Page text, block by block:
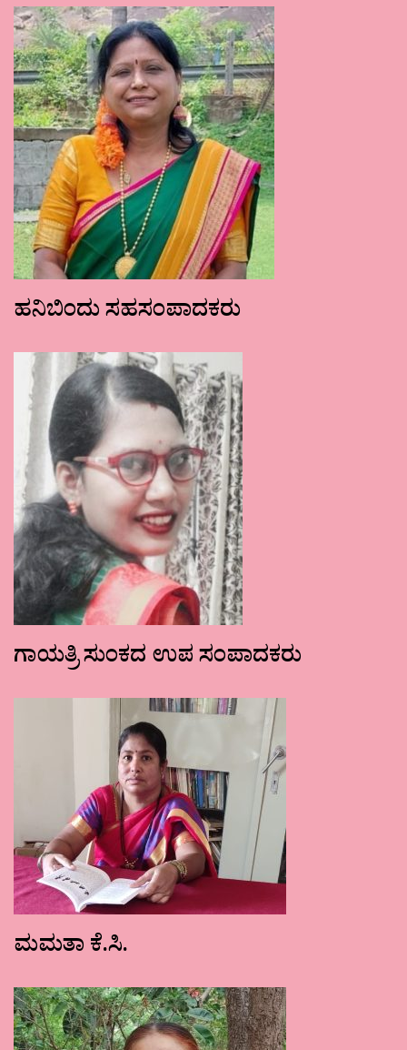
ಹನಿಬಿಂದು ಸಹಸಂಪಾದಕರು
ಗಾಯತ್ರಿ ಸುಂಕದ ಉಪ ಸಂಪಾದಕರು
ಮಮತಾ ಕೆ.ಸಿ.